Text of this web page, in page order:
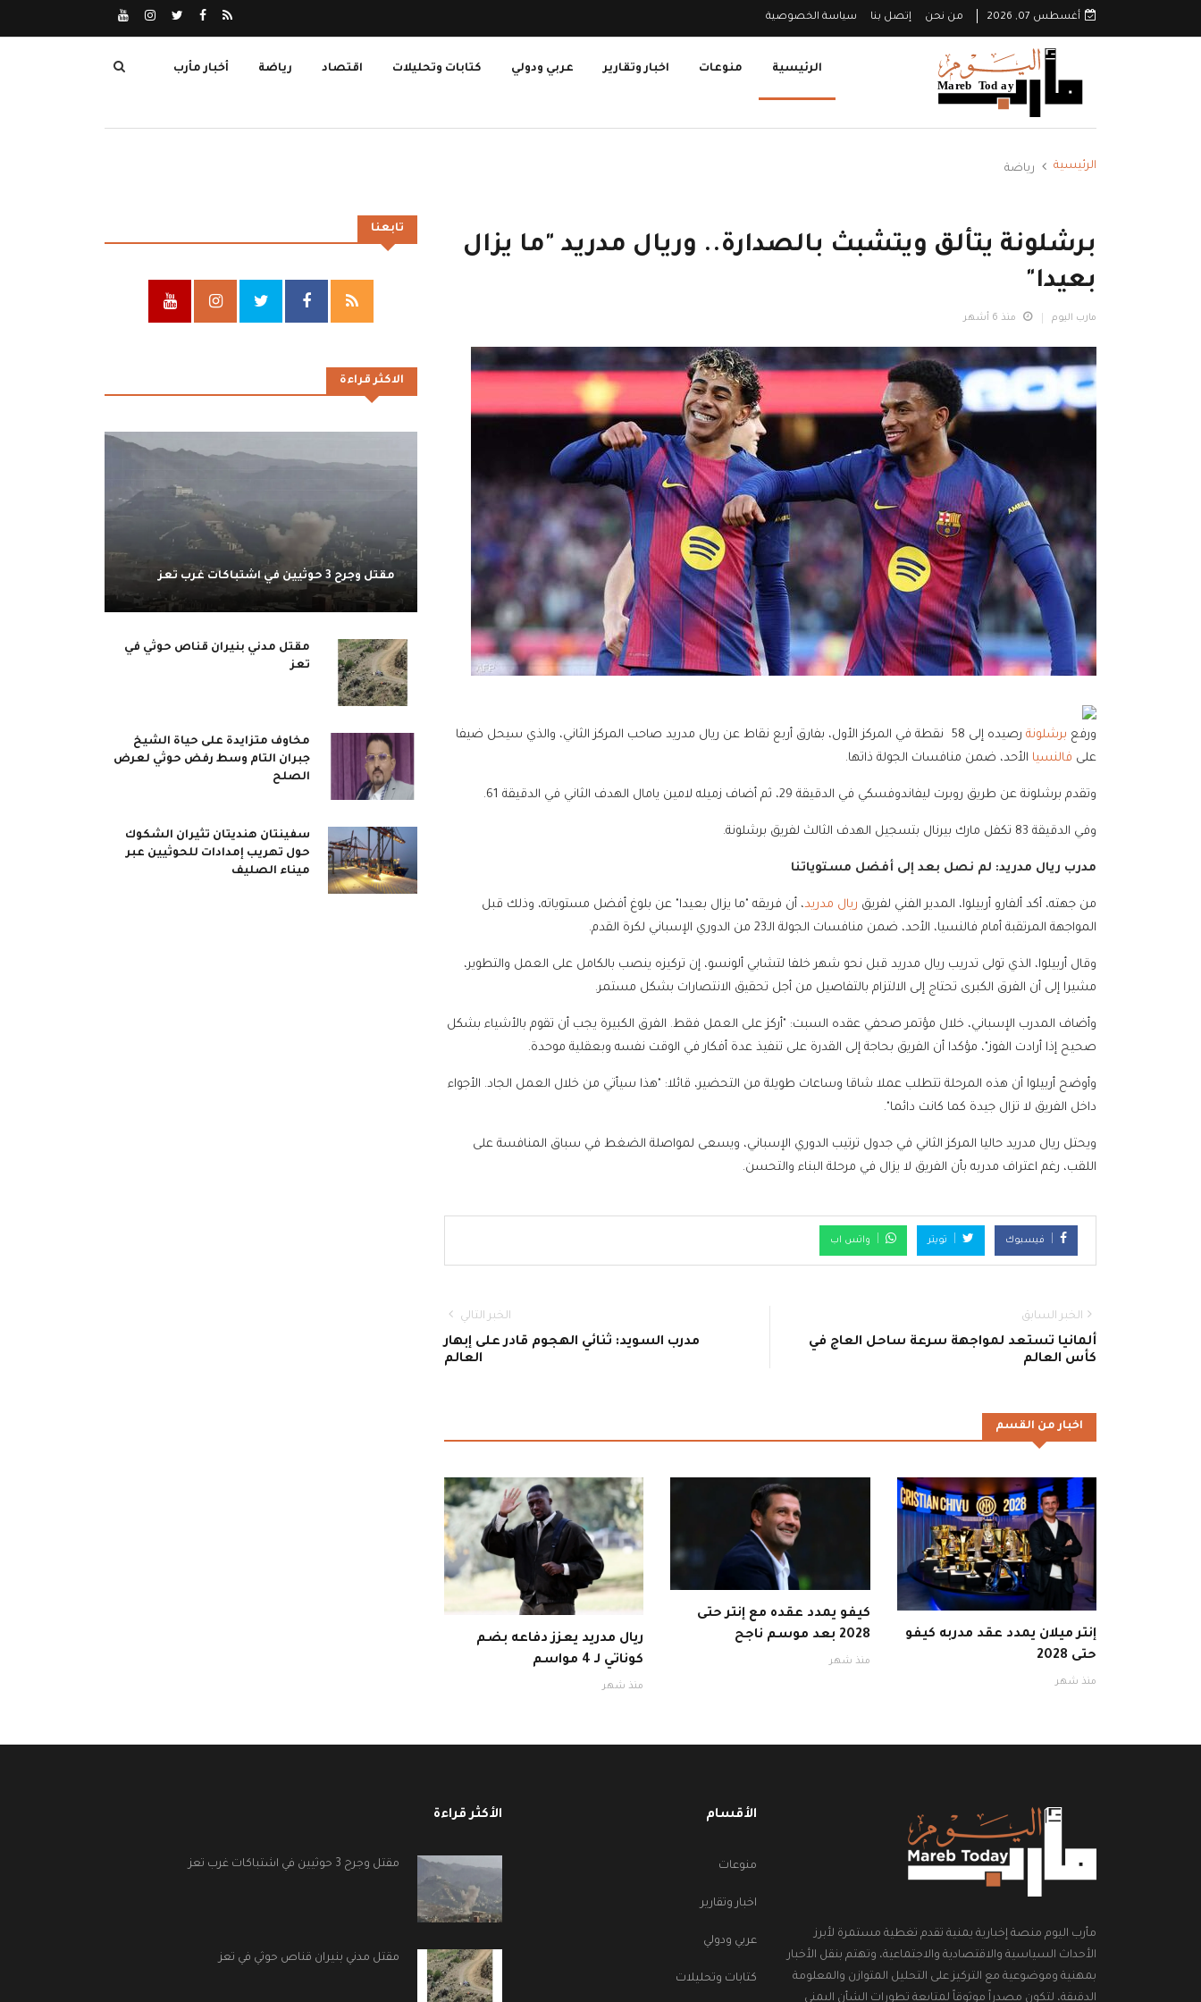
أغسطس 07, 2026 من نحن إتصل بنا سياسة الخصوصية
الرئيسية منوعات اخبار وتقارير عربي ودولي كتابات وتحليلات اقتصاد رياضة أخبار مأرب
الرئيسية رياضة
برشلونة يتألق ويتشبث بالصدارة.. وريال مدريد "ما يزال
بعيدا"
مارب اليوم منذ 6 أشهر
ورفع برشلونة رصيده إلى 58
نقطة في المركز الأول، بفارق أربع نقاط عن ريال مدريد صاحب المركز الثاني، والذي سيحل ضيفا
على فالنسيا الأحد، ضمن منافسات الجولة ذاتها.
وتقدم برشلونة عن طريق روبرت ليفاندوفسكي في الدقيقة 29، ثم أضاف زميله لامين يامال الهدف الثاني في الدقيقة 61.
وفي الدقيقة 83 تكفل مارك بيرنال بتسجيل الهدف الثالث لفريق برشلونة.
مدرب ريال مدريد: لم نصل بعد إلى أفضل مستوياتنا
من جهته، أكد ألفارو أربيلوا، المدير الفني لفريق ريال مدريد، أن فريقه "ما يزال بعيدا" عن بلوغ أفضل مستوياته، وذلك قبل
المواجهة المرتقبة أمام فالنسيا، الأحد، ضمن منافسات الجولة الـ23 من الدوري الإسباني لكرة القدم.
وقال أربيلوا، الذي تولى تدريب ريال مدريد قبل نحو شهر خلفا لتشابي ألونسو، إن تركيزه ينصب بالكامل على العمل والتطوير،
مشيرا إلى أن الفرق الكبرى تحتاج إلى الالتزام بالتفاصيل من أجل تحقيق الانتصارات بشكل مستمر.
وأضاف المدرب الإسباني، خلال مؤتمر صحفي عقده السبت: "أركز على العمل فقط. الفرق الكبيرة يجب أن تقوم بالأشياء بشكل
صحيح إذا أرادت الفوز"، مؤكدا أن الفريق بحاجة إلى القدرة على تنفيذ عدة أفكار في الوقت نفسه وبعقلية موحدة.
وأوضح أربيلوا أن هذه المرحلة تتطلب عملا شاقا وساعات طويلة من التحضير، قائلا: "هذا سيأتي من خلال العمل الجاد. الأجواء
داخل الفريق لا تزال جيدة كما كانت دائما".
ويحتل ريال مدريد حاليا المركز الثاني في جدول ترتيب الدوري الإسباني، ويسعى لمواصلة الضغط في سباق المنافسة على
اللقب، رغم اعتراف مدربه بأن الفريق لا يزال في مرحلة البناء والتحسن.
فيسبوك تويتر واتس اب
الخبر السابق
ألمانيا تستعد لمواجهة سرعة ساحل العاج في
كأس العالم
الخبر التالي
مدرب السويد: ثنائي الهجوم قادر على إبهار
العالم
اخبار من القسم
إنتر ميلان يمدد عقد مدربه كيفو
حتى 2028
منذ شهر
كيفو يمدد عقده مع إنتر حتى
2028 بعد موسم ناجح
منذ شهر
ريال مدريد يعزز دفاعه بضم
كوناتي لـ 4 مواسم
منذ شهر
تابعنا
الاكثر قراءة
مقتل وجرح 3 حوثيين في اشتباكات غرب تعز
مقتل مدني بنيران قناص حوثي في
تعز
مخاوف متزايدة على حياة الشيخ
جبران التام وسط رفض حوثي لعرض
الصلح
سفينتان هنديتان تثيران الشكوك
حول تهريب إمدادات للحوثيين عبر
ميناء الصليف
مأرب اليوم منصة إخبارية يمنية تقدم تغطية مستمرة لأبرز
الأحداث السياسية والاقتصادية والاجتماعية، وتهتم بنقل الأخبار
بمهنية وموضوعية مع التركيز على التحليل المتوازن والمعلومة
الدقيقة، لتكون مصدراً موثوقاً لمتابعة تطورات الشأن اليمني
الأقسام
منوعات
اخبار وتقارير
عربي ودولي
كتابات وتحليلات
الأكثر قراءة
مقتل وجرح 3 حوثيين في اشتباكات غرب تعز
مقتل مدني بنيران قناص حوثي في تعز